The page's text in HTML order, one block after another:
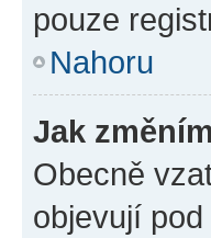
pouze
Nahoru
Jak
Obecně
objevují